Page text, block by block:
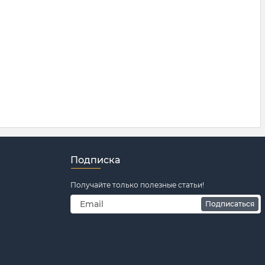
Подписка
Получайте только полезные статьи!
Подписаться